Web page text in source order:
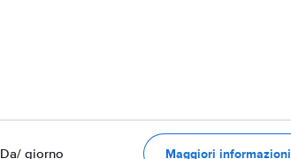
Da/ giorno Maggiori informazioni